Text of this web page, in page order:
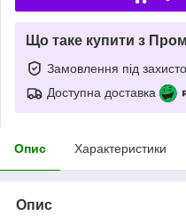
Що таке купити з
Замовлення під
Доступна доставка
Опис Характеристики
Опис